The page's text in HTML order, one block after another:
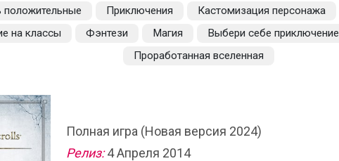
положительные
Приключения Кастомизация персонажа
на классы
Фэнтези Магия Выбери себе приключение
Проработанная вселенная
Полная игра (Новая версия 2024)
Релиз:4 Апреля 2014